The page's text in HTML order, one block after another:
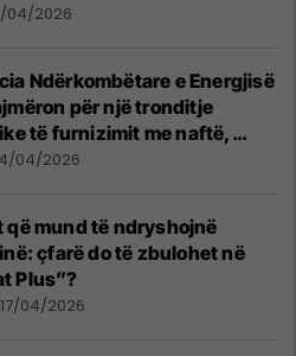
04/2026
Ndërkombëtare e Energjisë
për një tronditje
të furnizimit me naftë,
lufta me Iranin mbyt tregjet
04/2026
që mund të ndryshojnë
çfarë do të zbulohet në
Plus”?
17/04/2026